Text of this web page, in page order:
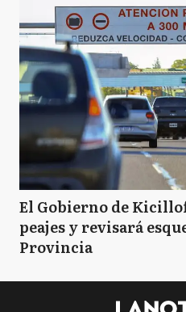
El Gobierno de
peajes y revisará
Provincia